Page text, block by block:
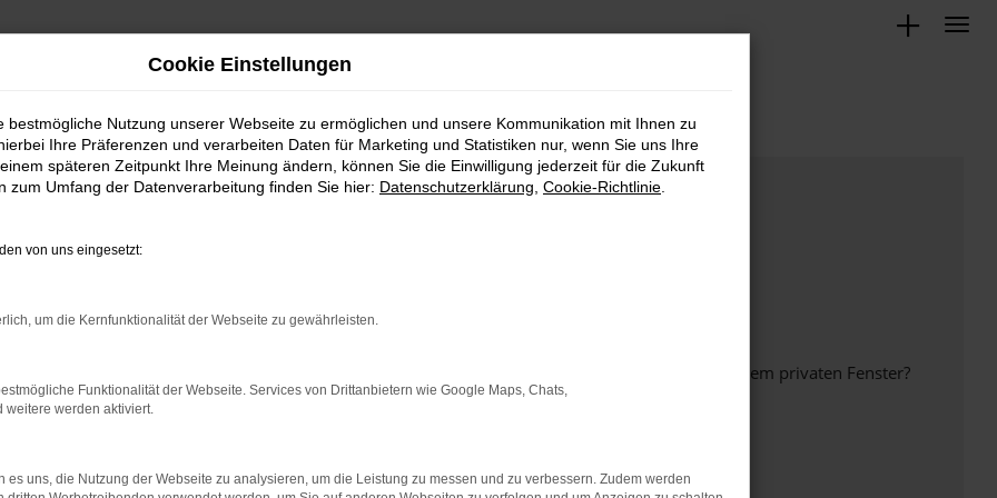
bestimmter Seiten verhindern. Funktioniert die Seite in einem anderen Browser oder in einem privaten Fenster?
beheben.
auf dem neuesten Stand sind.
kann auch dazu führen, dass bestimmte Funktionen nicht mehr unterstützt werden.
Cookie Einstellungen
bestmögliche Nutzung unserer Webseite zu ermöglichen und unsere Kommunikation mit Ihnen zu
Ihre Präferenzen und verarbeiten Daten für Marketing und Statistiken nur, wenn Sie uns Ihre
späteren Zeitpunkt Ihre Meinung ändern, können Sie die Einwilligung jederzeit für die Zukunft
zum Umfang der Datenverarbeitung finden Sie hier: Datenschutzerklärung Cookie-Richtlinie
von uns eingesetzt:
um die Kernfunktionalität der Webseite zu gewährleisten.
Funktionalität der Webseite. Services von Drittanbietern wie Google Maps, Chats,
weitere werden aktiviert.
es uns, die Nutzung der Webseite zu analysieren, um die Leistung zu messen und zu verbessern. Zudem werden